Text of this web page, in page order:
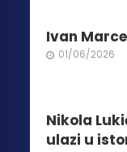
Ivan
01/06/2026
Nikola
ulazi u